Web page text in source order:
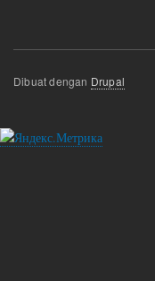
Dibuat dengan Drupal